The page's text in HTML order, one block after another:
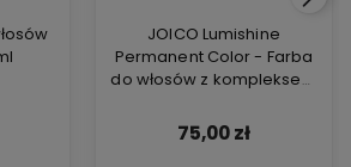
JOICO Lumishine
Permanent Color - Farba
do włosów z kompleksem
włosy 74ml
75,00 zł